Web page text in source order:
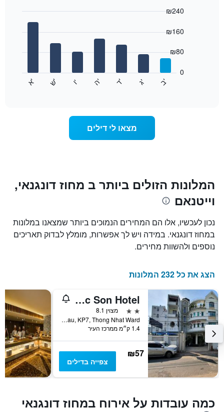
התרשים
חודשים.
התרשים
התרשים
כולל
1
ציר
המציגים
את
ימי
כולל
ציר
Y
המציג
את
מחיר
הממוצע
של
חדר
ב
' ג
' ד
' ה
' ו
' ש
' א
'
0
₪80
₪160
₪240
מצאו לי דילים
המלונות הזולים ביותר ב מחוז דונגנאי,
וייטנאם
נכון לעכשיו, אלו הם המחירים הנמוכים ביותר שמצאנו במלונות
במחוז דונגנאי. במידה ויש לך אפשרות, מומלץ לבדוק תאריכים
נוספים ולהשוות מחירים.
הצג את כל 232 המלונות
Ngoc Son Hotel
2 כוכבים
מצוין 8.1
K10, Vo Thi Sau, KP7, Thong Nhat Ward, ביין הואה, וייטנאם
1.4 ק״מ ממרכז העיר
₪57
צפייה בדילים
כמה עובדות על אירוח במחוז דונגנאי